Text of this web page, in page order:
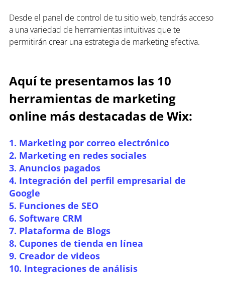
Desde el panel de control de tu sitio web, tendrás acceso
a una variedad de herramientas intuitivas que te
permitirán crear una estrategia de marketing efectiva.
Aquí te presentamos las 10
herramientas de marketing
online más destacadas de Wix:
1. Marketing por correo electrónico
2. Marketing en redes sociales
3. Anuncios pagados
4. Integración del perfil empresarial de
Google
5. Funciones de SEO
6. Software CRM
7. Plataforma de Blogs
8. Cupones de tienda en línea
9. Creador de videos
10. Integraciones de análisis